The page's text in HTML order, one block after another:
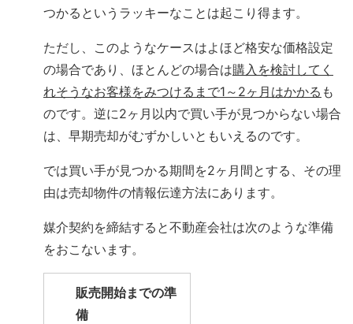
つかるというラッキーなことは起こり得ます。
ただし、このようなケースはよほど格安な価格設定
の場合であり、ほとんどの場合は購入を検討してく
れそうなお客様をみつけるまで1～2ヶ月はかかる も
のです。逆に2ヶ月以内で買い手が見つからない場合
は、早期売却がむずかしいともいえるのです。
では買い手が見つかる期間を2ヶ月間とする、その理
由は売却物件の情報伝達方法にあります。
媒介契約を締結すると不動産会社は次のような準備
をおこないます。
販売開始までの準
備